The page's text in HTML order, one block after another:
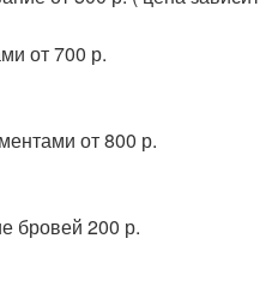
от 700 р.
от 800 р.
бровей 200 р.